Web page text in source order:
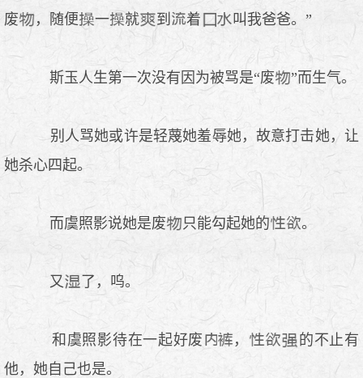
废
，随便 一 就 到 着 叫我爸爸。”
斯玉人生第一次没有因为被骂是“废 ”而生气。
别人骂她或许是轻蔑她羞辱她，故意打击她，让
她杀心四起。
而虞照影说她是废 只能勾起她的 。
又 了，呜。
和虞照影待在一起好废 ，
的不止有
他，她自己也是。